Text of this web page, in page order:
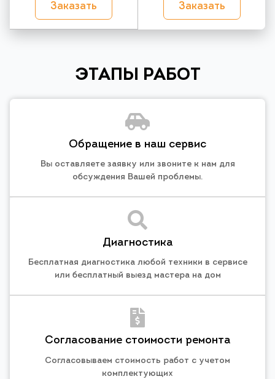
Заказать Заказать
ЭТАПЫ РАБОТ
Обращение в наш сервис
Вы оставляете заявку или звоните к нам для
обсуждения Вашей проблемы.
Диагностика
Бесплатная диагностика любой техники в сервисе
или бесплатный выезд мастера на дом
Согласование стоимости ремонта
Согласовываем стоимость работ с учетом
комплектующих